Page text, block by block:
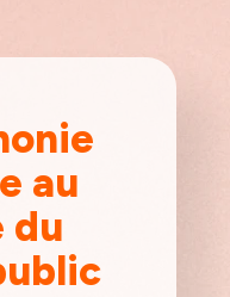
au
du